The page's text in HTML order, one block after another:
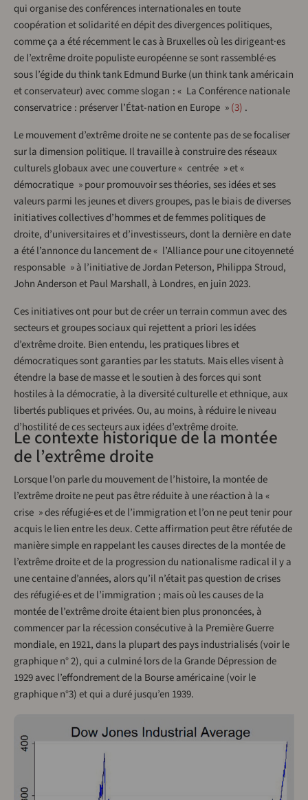
qui organise des conférences internationales en toute
coopération et solidarité en dépit des divergences politiques,
comme ça a été récemment le cas à Bruxelles où les dirigeant·es
de l’extrême droite populiste européenne se sont rassemblé·es
sous l’égide du think tank Edmund Burke (un think tank américain
et conservateur) avec comme slogan : « La Conférence nationale
conservatrice : préserver l’État-nation en Europe » 3 .
Le mouvement d’extrême droite ne se contente pas de se focaliser
sur la dimension politique. Il travaille à construire des réseaux
culturels globaux avec une couverture « centrée » et «
démocratique » pour promouvoir ses théories, ses idées et ses
valeurs parmi les jeunes et divers groupes, pas le biais de diverses
initiatives collectives d’hommes et de femmes politiques de
droite, d’universitaires et d’investisseurs, dont la dernière en date
a été l’annonce du lancement de « l’Alliance pour une citoyenneté
responsable » à l’initiative de Jordan Peterson, Philippa Stroud,
John Anderson et Paul Marshall, à Londres, en juin 2023.
Ces initiatives ont pour but de créer un terrain commun avec des
secteurs et groupes sociaux qui rejettent a priori les idées
d’extrême droite. Bien entendu, les pratiques libres et
démocratiques sont garanties par les statuts. Mais elles visent à
étendre la base de masse et le soutien à des forces qui sont
hostiles à la démocratie, à la diversité culturelle et ethnique, aux
libertés publiques et privées. Ou, au moins, à réduire le niveau
d’hostilité de ces secteurs aux idées d’extrême droite.
Le contexte historique de la montée
de l’extrême droite
Lorsque l’on parle du mouvement de l’histoire, la montée de
l’extrême droite ne peut pas être réduite à une réaction à la «
crise » des réfugié·es et de l’immigration et l’on ne peut tenir pour
acquis le lien entre les deux. Cette affirmation peut être réfutée de
manière simple en rappelant les causes directes de la montée de
l’extrême droite et de la progression du nationalisme radical il y a
une centaine d’années, alors qu’il n’était pas question de crises
des réfugié·es et de l’immigration ; mais où les causes de la
montée de l’extrême droite étaient bien plus prononcées, à
commencer par la récession consécutive à la Première Guerre
mondiale, en 1921, dans la plupart des pays industrialisés (voir le
graphique n° 2), qui a culminé lors de la Grande Dépression de
1929 avec l’effondrement de la Bourse américaine (voir le
graphique n°3) et qui a duré jusqu’en 1939.